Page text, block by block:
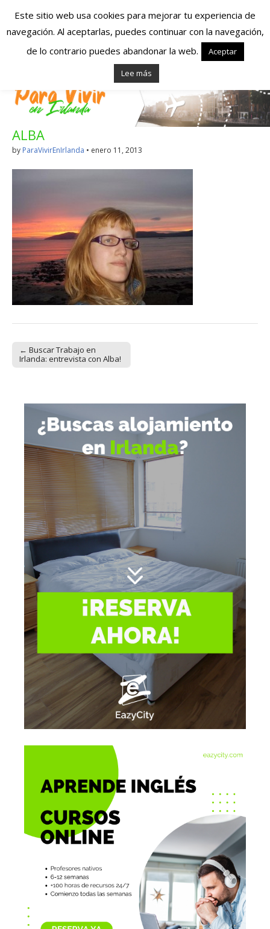
Españoles en
Irlanda – Vivir en
Irlanda – Trabajo
en Irlanda –
Alojamiento en
Irlanda
Blog dedicado a los que viven, estudian y trabajan en
Irlanda!
ALBA
by ParaVivirEnIrlanda • enero 11, 2013
Post navigation
← Buscar Trabajo en
Irlanda: entrevista con Alba!
Este sitio web usa cookies para mejorar tu experiencia de
navegación. Al aceptarlas, puedes continuar con la navegación,
de lo contrario puedes abandonar la web.
Aceptar
Lee más